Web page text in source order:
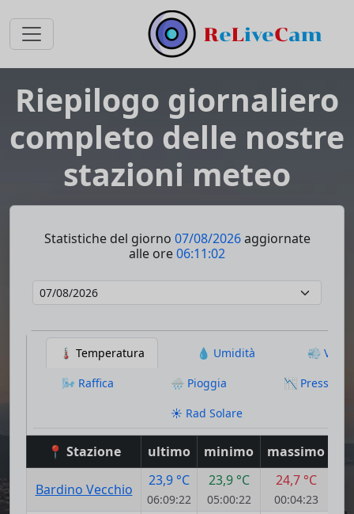
Riepilogo giornaliero
completo delle nostre
stazioni meteo
Statistiche del giorno 07/08/2026aggiornate
alle ore06:11:02
🌡️ Temperatura 💧 Umidità
💨 Vento
🌬️ Raffica
🌧️ Pioggia
📉 Pressione
☀️ Rad Solare
📍 Stazione ultimo minimo massimo
Bardino Vecchio
23,9 °C
06:09:22
23,9 °C
05:00:22
24,7 °C
00:04:23